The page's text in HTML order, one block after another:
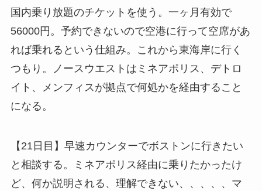
国内乗り放題のチケットを使う。一ヶ月有効で
56000円。予約できないので空港に行って空席があ
れば乗れるという仕組み。これから東海岸に行く
つもり。ノースウエストはミネアポリス、デトロ
イト、メンフィスが拠点で何処かを経由すること
になる。
【21日目】早速カウンターでボストンに行きたい
と相談する。ミネアポリス経由に乗りたかったけ
ど、何か説明される、理解できない、、、、、マ